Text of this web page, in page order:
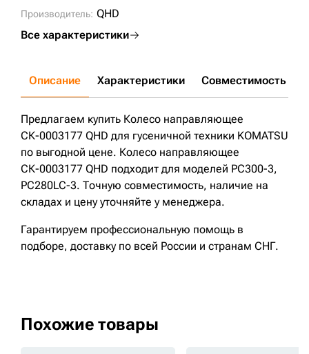
Производитель: QHD
Все характеристики
Описание Характеристики Совместимость
Предлагаем купить Колесо направляющее
СК-0003177 QHD для гусеничной техники KOMATSU
по выгодной цене. Колесо направляющее
СК-0003177 QHD подходит для моделей PC300-3,
PC280LC-3. Точную совместимость, наличие на
складах и цену уточняйте у менеджера.
Гарантируем профессиональную помощь в
подборе, доставку по всей России и странам СНГ.
Похожие товары